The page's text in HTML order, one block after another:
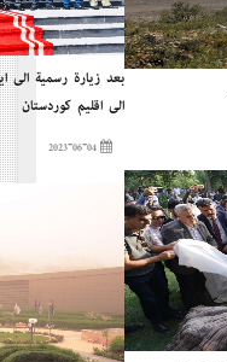
بعد زیارة رسمية إلى
إلى إقليم كوردستان